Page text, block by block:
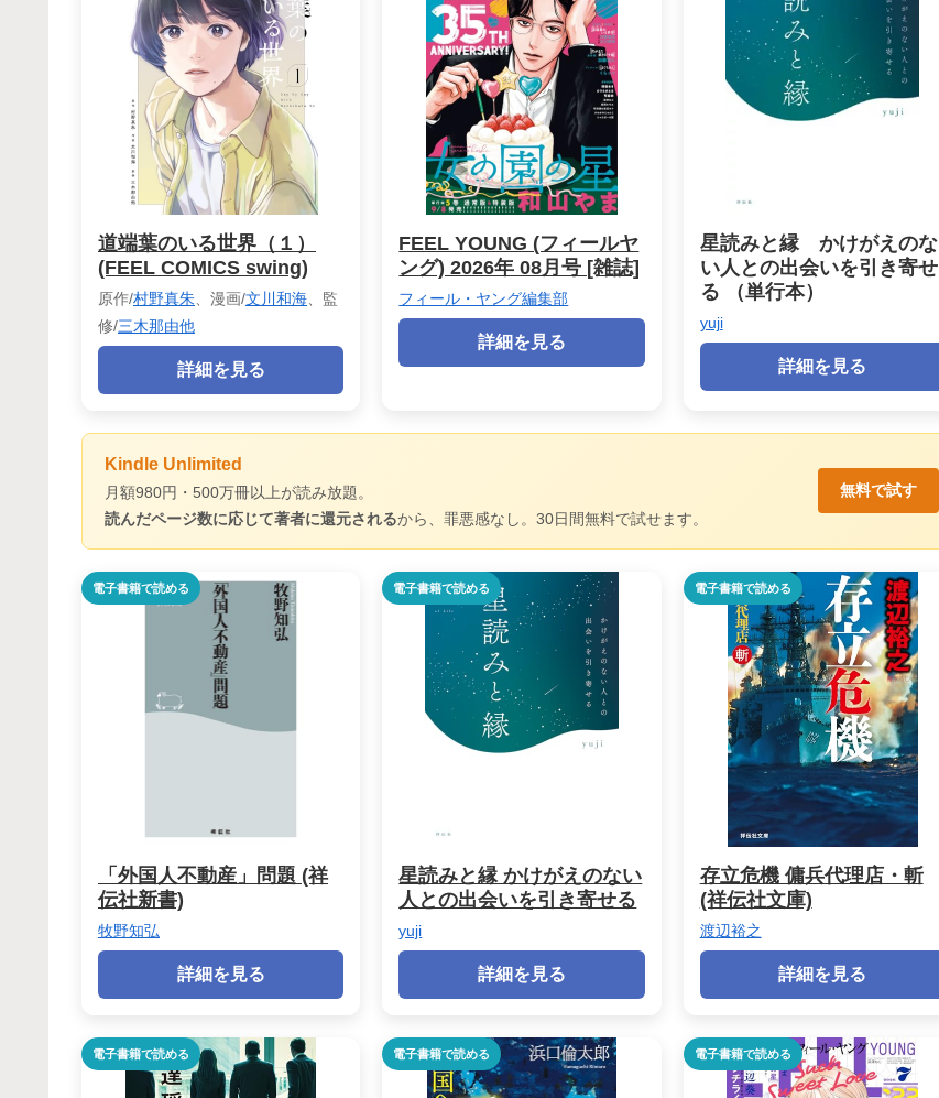
道端葉のいる世界（１）
(FEEL COMICS swing)
原作/村野真朱 、漫画/文川和海 、監
修/三木那由他
詳細を見る
FEEL YOUNG (フィールヤ
ング) 2026年 08月号 [雑誌]
フィール・ヤング編集部
詳細を見る
星読みと縁 かけがえのな
い人との出会いを引き寄せ
る （単行本）
yuji
詳細を見る
Kindle Unlimited
月額980円・500万冊以上が読み放題。
読んだページ数に応じて著者に還元されるから、罪悪感なし。30日間無料で試せます。
無料で試す
電子書籍で読める
「外国人不動産」問題 (祥
伝社新書)
牧野知弘
詳細を見る
電子書籍で読める
星読みと縁 かけがえのない
人との出会いを引き寄せる
yuji
詳細を見る
電子書籍で読める
存立危機 傭兵代理店・斬
(祥伝社文庫)
渡辺裕之
詳細を見る
電子書籍で読める 電子書籍で読める 電子書籍で読める